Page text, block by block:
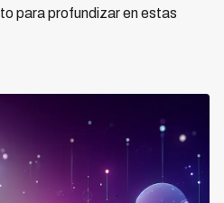
para profundizar en estas